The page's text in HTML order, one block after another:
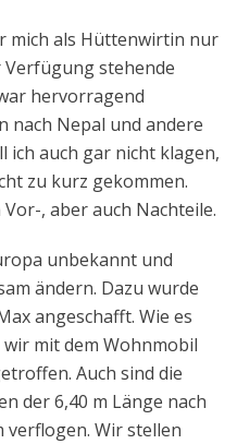
mich als Hüttenwirtin nur
stehende
hervorragend
nach Nepal und andere
ich auch gar nicht klagen,
zu kurz gekommen.
, aber auch Nachteile.
unbekannt und
ändern. Dazu wurde
angeschafft. Wie es
mit dem Wohnmobil
Auch sind die
der 6,40 m Länge nach
verflogen. Wir stellen